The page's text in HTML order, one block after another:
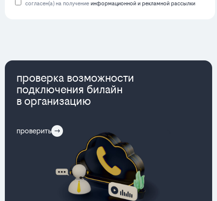
согласен(а) на получение информационной и рекламной рассылки
проверка возможности
подключения билайн
в организацию
проверить